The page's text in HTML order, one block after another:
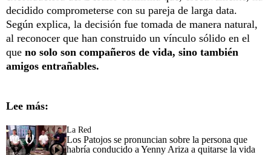
decidido comprometerse con su pareja de larga data.
Según explica, la decisión fue tomada de manera natural,
al reconocer que han construido un vínculo sólido en el
que no solo son compañeros de vida, sino también
amigos entrañables.
Lee más:
La Red
Los Patojos se pronuncian sobre la persona que
habría conducido a Yenny Ariza a quitarse la vida